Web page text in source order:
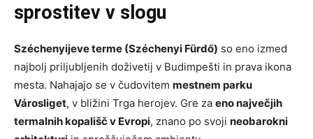
sprostitev v slogu
Széchenyijeve terme (Széchenyi Fürdő) so eno izmed
najbolj priljubljenih doživetij v Budimpešti in prava ikona
mesta. Nahajajo se v čudovitem mestnem parku
Városliget, v bližini Trga herojev. Gre za eno največjih
termalnih kopališč v Evropi, znano po svoji neobarokni